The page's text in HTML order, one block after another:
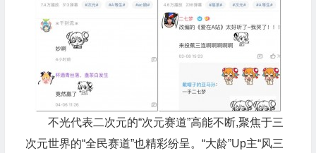
不光代表二次元的“次元赛道”高能不断,聚焦于三
次元世界的“全民赛道”也精彩纷呈。“大龄”Up主“风三